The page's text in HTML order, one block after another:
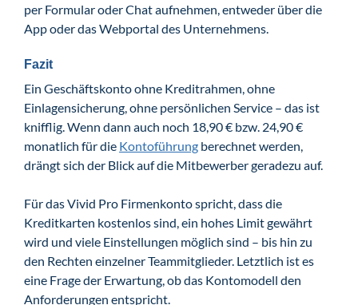
per Formular oder Chat aufnehmen, entweder über die
App oder das Webportal des Unternehmens.
Fazit
Ein Geschäftskonto ohne Kreditrahmen, ohne
Einlagensicherung, ohne persönlichen Service – das ist
knifflig. Wenn dann auch noch 18,90 € bzw. 24,90 €
monatlich für die Kontoführung berechnet werden,
drängt sich der Blick auf die Mitbewerber geradezu auf.
Für das Vivid Pro Firmenkonto spricht, dass die
Kreditkarten kostenlos sind, ein hohes Limit gewährt
wird und viele Einstellungen möglich sind – bis hin zu
den Rechten einzelner Teammitglieder. Letztlich ist es
eine Frage der Erwartung, ob das Kontomodell den
Anforderungen entspricht.